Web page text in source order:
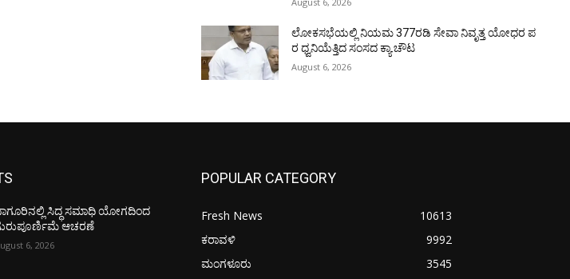
ಲೋಕಸಭೆಯಲ್ಲಿ ನಿಯಮ 377ರಡಿ ಸೇವಾ ನಿವೃತ್ತ ಯೋಧರ ಪ
ರ ಧ್ವನಿಯೆತ್ತಿದ ಸಂಸದ ಕ್ಯಾ.ಚೌಟ
August 6, 2026
ಸಿದ್ಧ ಸಮಾಧಿ ಯೋಗದಿಂದ
ಆಚರಣೆ
6, 2026
POPULAR CATEGORY
Fresh News
10613
ಕರಾವಳಿ
9992
ಮಂಗಳೂರು
3545